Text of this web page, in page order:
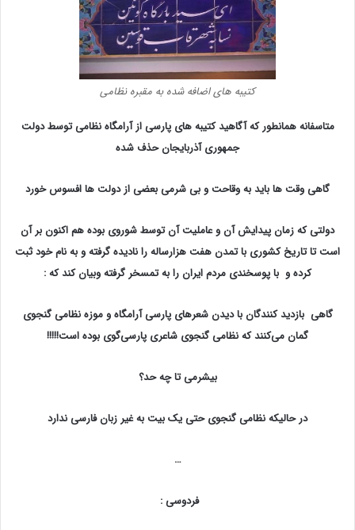
کتیبه های اضافه شده به مقبره نظامی
متاسفانه همانطور که آگاهید کتیبه های پارسی از آرامگاه نظامی توسط دولت
جمهوری آذربایجان حذف شده
گاهی وقت ها باید به وقاحت و بی شرمی بعضی از دولت ها افسوس خورد
دولتی که زمان پیدایش آن و عاملیت آن توسط شوروی بوده هم اکنون بر آن
است تا تاریخ کشوری با تمدن هفت هزارساله را نادیده گرفته و به نام خود ثبت
کرده و با پوسخندی مردم ایران را به تمسخر گرفته وبیان کند که :
گاهی بازدید کنندگان با دیدن شعرهای پارسی آرامگاه و موزه نظامی گنجوی
گمان می‌کنند که نظامی گنجوی شاعری پارسی‌گوی بوده است!!!!!
بیشرمی تا چه حد؟
در حالیکه نظامی گنجوی حتی یک بیت به غیر زبان فارسی ندارد
…
فردوسی :